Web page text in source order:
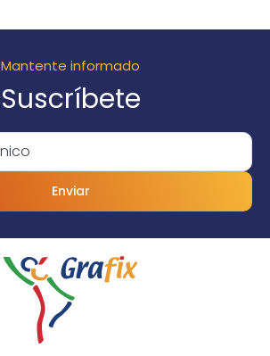
Mantente informado
Suscríbete
Enviar